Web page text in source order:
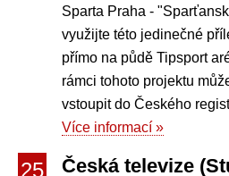
Sparta Praha -
využijte této jedinečné
přímo na půdě Tipsport
rámci tohoto projektu
vstoupit do Českého
Více informací »
25
Česká televize